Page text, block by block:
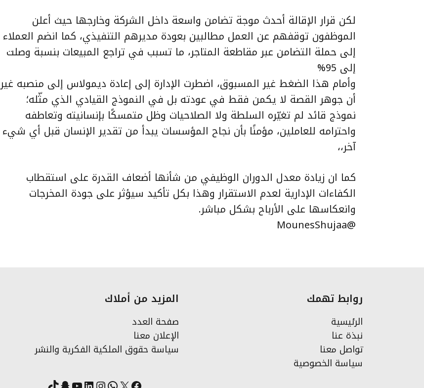
لكن قرار الإقالة أحدث موجة تضامن واسعة داخل الشركة وخارجها حيث أعلن
الموظفون توقفهم عن العمل مطالبين بعودة مديرهم التنفيذي، كما انضم العملاء
إلى حملة التضامن عبر مقاطعة المتاجر، ما تسبب في تراجع المبيعات بنسبة وصلت
إلى 95%
وأمام هذا الضغط غير المسبوق، اضطرت الإدارة إلى إعادة ديمولاس إلى منصبه غير
أن جوهر القصة لا يكمن فقط في عودته بل في النموذج القيادي الذي مثّله؛
نموذج قائد لم تغيّره السلطة ولا الصلاحيات وظل متمسكًا بإنسانيته وتعاطفه
واحترامه للعاملين، مؤمنًا بأن نجاح المؤسسات يبدأ من تقدير الإنسان قبل أي شيء
آخر،،
كما ان زيادة معدل الدوران الوظيفي من شأنها أضعاف القدرة على استقطاب
الكفاءات الإدارية لعدم الاستقرار وهذا بكل تأكيد سيؤثر على جودة المخرجات
وانعكاسها على الأرباح بشكل مباشر.
@MounesShujaa
روابط تهمك
الرئيسية
نبذة عنا
تواصل معنا
سياسة الخصوصية
المزيد من أملاك
صفحة العدد
الإعلان معنا
سياسة حقوق الملكية الفكرية والنشر